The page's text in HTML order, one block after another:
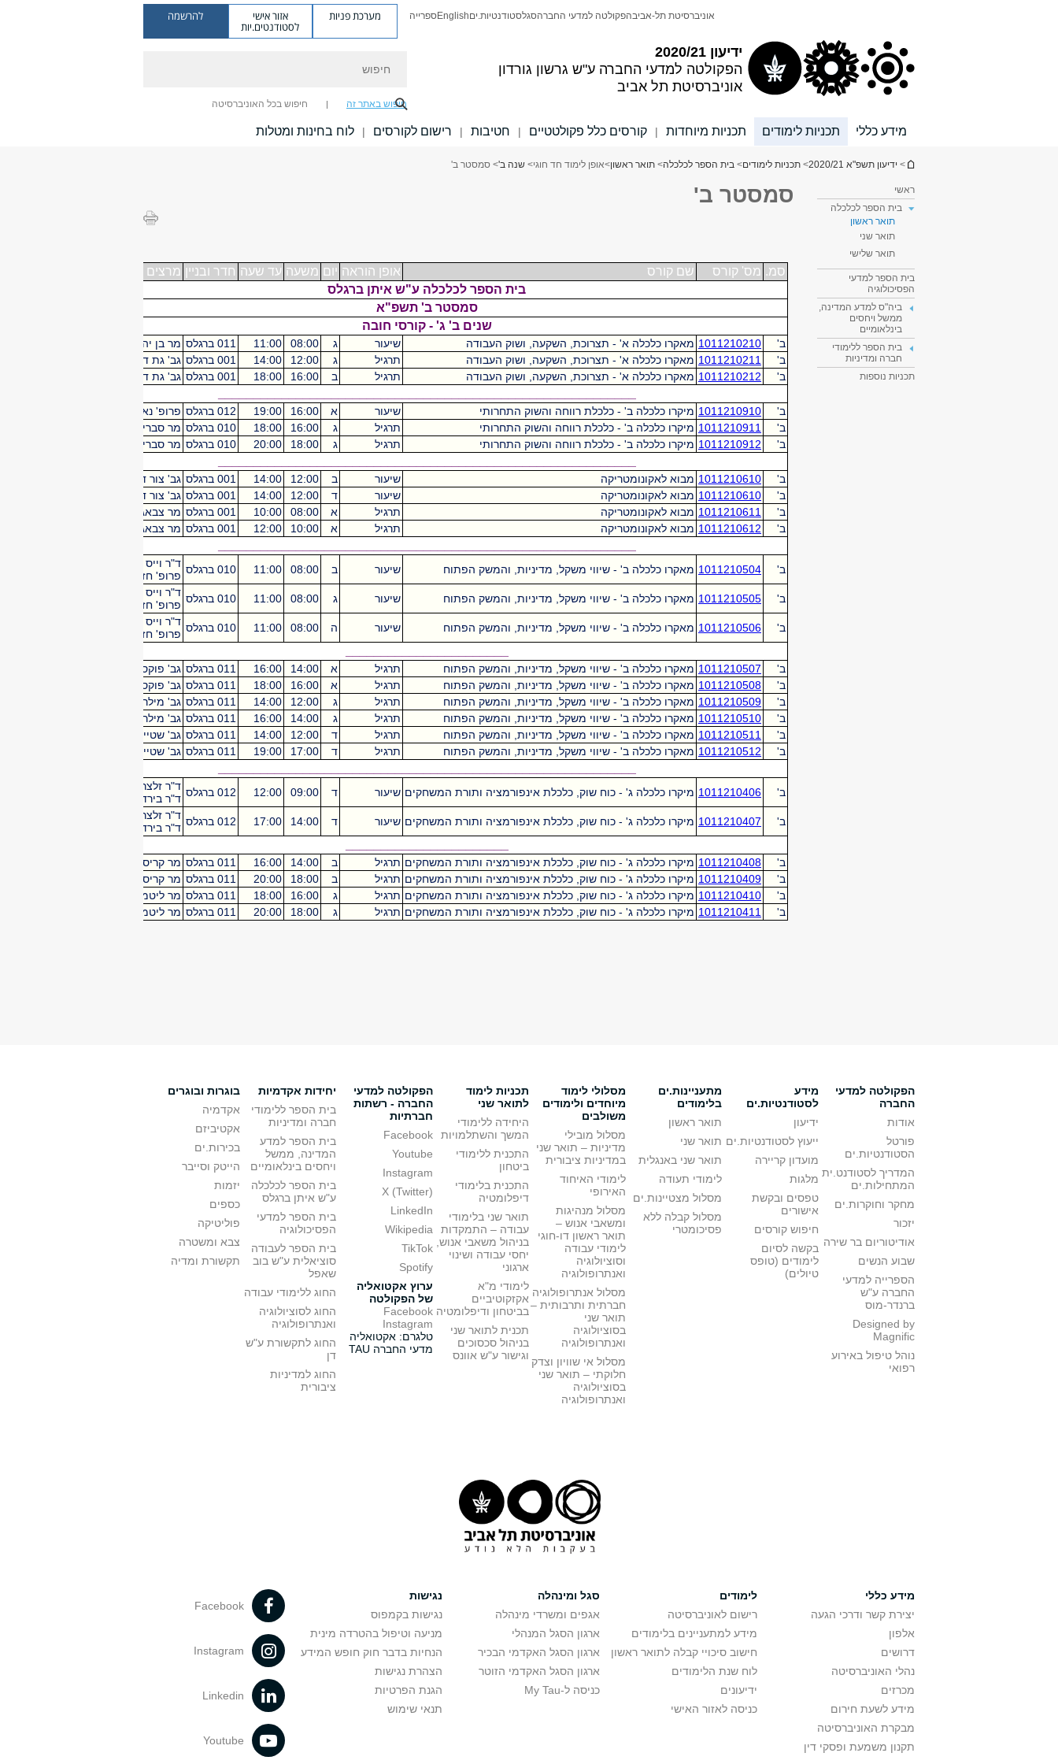
ידיעון 2020/21
הפקולטה למדעי החברה ע"ש גרשון גורדון
אוניברסיטת תל אביב
אוניברסיטת תל-אביבהפקולטה למדעי החברהסגלסטודנטיות.יםEnglishספרייה מערכת פניות אזור אישי
לסטודנטים.יות
להרשמה
חיפוש באתר זה חיפוש בכל האוניברסיטה
מידע כללי תכניות לימודים תכניות מיוחדות | קורסים כלל פקולטטיים | חטיבות | רישום לקורסים | לוח בחינות ומטלות
הינך נמצא כאן
> ידיעון תשפ"א 2020/21 > תכניות לימודים> בית הספר לכלכלה> תואר ראשון>אופן לימוד חד חוגי> שנה ב'> סמסטר ב'
ראשי
בית הספר לכלכלה
תואר ראשון
תואר שני
תואר שלישי
בית הספר למדעי
הפסיכולוגיה
ביה"ס למדע המדינה,
ממשל ויחסים
בינלאומיים
בית הספר ללימודי
חברה ומדיניות
תכניות נוספות
סמסטר ב'
הפקולטה למדעי
החברה
אודות
פורטל
הסטודנטיות.ים
המדריך לסטודנט.ית
המתחילות.ים
מחקר וחוקרות.ים
יזכור
אודיטוריום בר שירה
שבוע הנשים
הספרייה למדעי
החברה ע"ש
ברנדר-מוס
Designed by
Magnific
נוהל טיפול באירוע
רפואי
מידע
לסטודנטיות.ים
ידיעון
ייעוץ לסטודנטיות.ים
מועדון קריירה
מלגות
טפסים ובקשת
אישורים
חיפוש קורסים
בקשה לסיום
לימודים (טופס
טיולים)
מתעניינות.ים
בלימודים
תואר ראשון
תואר שני
תואר שני באנגלית
לימודי תעודה
מסלול מצטיינות.ים
מסלול קבלה ללא
פסיכומטרי
מסלולי לימוד
מיוחדים ולימודים
משולבים
מסלול מובילי
מדיניות – תואר שני
במדיניות ציבורית
לימודי האיחוד
האירופי
מסלול מנהיגות
ומשאבי אנוש –
תואר ראשון דו-חוגי
לימודי עבודה
וסוציולוגיה
ואנתרופולוגיה
מסלול אנתרופולוגיה
חברתית ותרבותית –
תואר שני
בסוציולוגיה
ואנתרופולוגיה
מסלול אי שוויון וצדק
חלוקתי – תואר שני
בסוציולוגיה
ואנתרופולוגיה
תכניות לימוד
לתואר שני
היחידה ללימודי
המשך והשתלמויות
התכנית ללימודי
ביטחון
התכנית בלימודי
דיפלומטיה
תואר שני בלימודי
עבודה – התמקדות
בניהול משאבי אנוש,
יחסי עבודה ושינוי
ארגוני
לימודי מ"א
אקזקוטיביים
בביטחון ודיפלומטיה
תכנית לתואר שני
בניהול סכסוכים
וגישור ע"ש אוונס
הפקולטה למדעי
החברה - רשתות
חברתיות
Facebook
Youtube
Instagram
X (Twitter)
LinkedIn
Wikipedia
TikTok
Spotify
ערוץ אקטואליה
של הפקולטה
Facebook
Instagram
טלגרם: אקטואליה
מדעי החברה TAU
יחידות אקדמיות
בית הספר ללימודי
חברה ומדיניות
בית הספר למדע
המדינה, ממשל
ויחסים בינלאומיים
בית הספר לכלכלה
ע"ש איתן ברגלס
בית הספר למדעי
הפסיכולוגיה
בית הספר לעבודה
סוציאלית ע"ש בוב
שאפל
החוג ללימודי עבודה
החוג לסוציולוגיה
ואנתרופולוגיה
החוג לתקשורת ע"ש
דן
החוג למדיניות
ציבורית
בוגרות ובוגרים
אקדמיה
אקטיביזם
בכירות.ים
הייטק וסייבר
יזמות
כספים
פוליטיקה
צבא ומשטרה
תקשורת ומדיה
מידע כללי
יצירת קשר ודרכי הגעה
אלפון
דרושים
נהלי האוניברסיטה
מכרזים
מידע לשעת חירום
מבקרת האוניברסיטה
תקנון משמעת ופסקי דין
לימודים
רישום לאוניברסיטה
מידע למתעניינים בלימודים
חישוב סיכויי קבלה לתואר ראשון
לוח שנת הלימודים
ידיעונים
כניסה לאזור האישי
סגל ומינהלה
אגפים ומשרדי מינהלה
ארגון הסגל המנהלי
ארגון הסגל האקדמי הבכיר
ארגון הסגל האקדמי הזוטר
כניסה ל-My Tau
נגישות
נגישות בקמפוס
מניעה וטיפול בהטרדה מינית
הנחיות בדבר חוק חופש המידע
הצהרת נגישות
הגנת הפרטיות
תנאי שימוש
Facebook
Instagram
Linkedin
Youtube